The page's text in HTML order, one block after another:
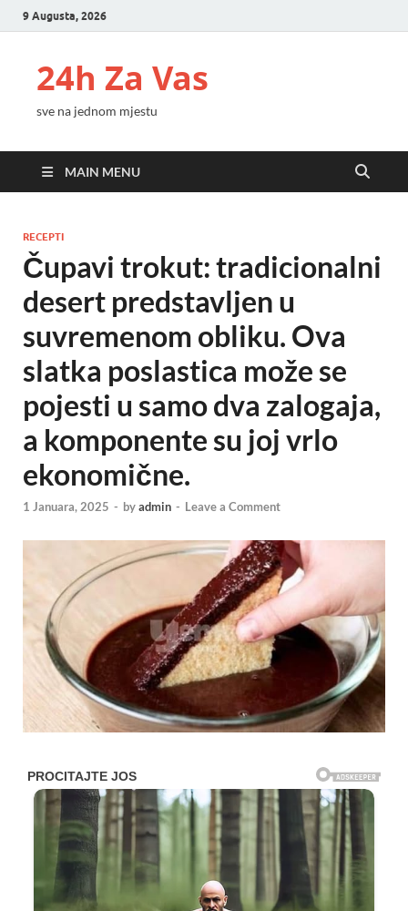
9 Augusta, 2026
24h Za Vas
sve na jednom mjestu
MAIN MENU
RECEPTI
Čupavi trokut: tradicionalni
desert predstavljen u
suvremenom obliku. Ova
slatka poslastica može se
pojesti u samo dva zalogaja,
a komponente su joj vrlo
ekonomične.
1 Januara, 2025 - byadmin - Leave a Comment